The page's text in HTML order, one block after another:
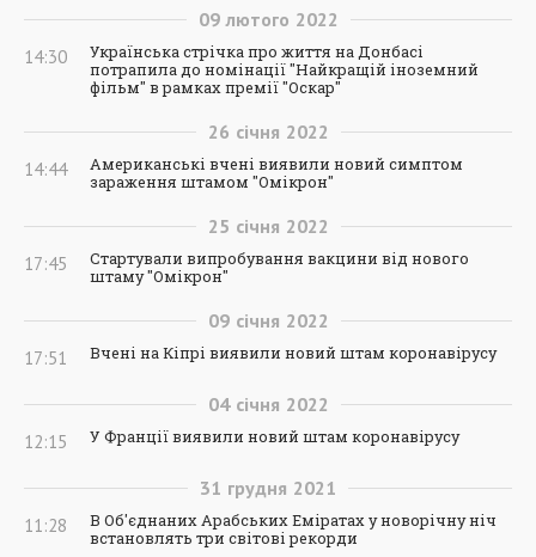
09 лютого 2022
14:30
Українська стрічка про життя на Донбасі
потрапила до номінації "Найкращій іноземний
фільм" в рамках премії "Оскар"
26 січня 2022
14:44
Американські вчені виявили новий симптом
зараження штамом "Омікрон"
25 січня 2022
17:45
Стартували випробування вакцини від нового
штаму "Омікрон"
09 січня 2022
17:51 Вчені на Кіпрі виявили новий штам коронавірусу
04 січня 2022
12:15 У Франції виявили новий штам коронавірусу
31 грудня 2021
11:28
В Об'єднаних Арабських Еміратах у новорічну ніч
встановлять три світові рекорди